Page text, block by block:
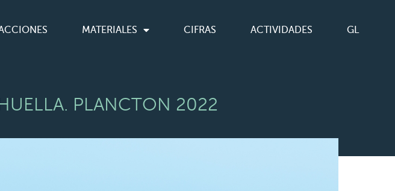
MATERIALES CIFRAS ACTIVIDADES GL
PLANCTON 2022